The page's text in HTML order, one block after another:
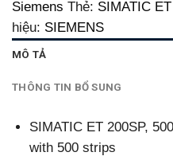
Siemens Thẻ: SIMATIC
hiệu: SIEMENS
MÔ TẢ
THÔNG TIN BỔ SUNG
SIMATIC ET 200SP,
with 500 strips